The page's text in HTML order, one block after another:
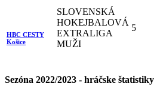
HBC CESTY
Košice
SLOVENSKÁ
HOKEJBALOVÁ
EXTRALIGA
MUŽI
5
Sezóna 2022/2023 - hráčske štatistiky